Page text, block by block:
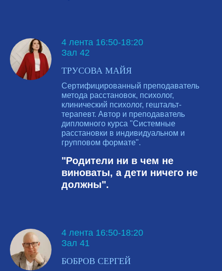
4 лента 16:50-18:20
Зал 42
ТРУСОВА МАЙЯ
Сертифицированный преподаватель
метода расстановок, психолог,
клинический психолог, гештальт-
терапевт. Автор и преподаватель
дипломного курса "Системные
расстановки в индивидуальном и
групповом формате".
"Родители ни в чем не
виноваты, а дети ничего не
должны".
4 лента 16:50-18:20
Зал 41
БОБРОВ СЕРГЕЙ